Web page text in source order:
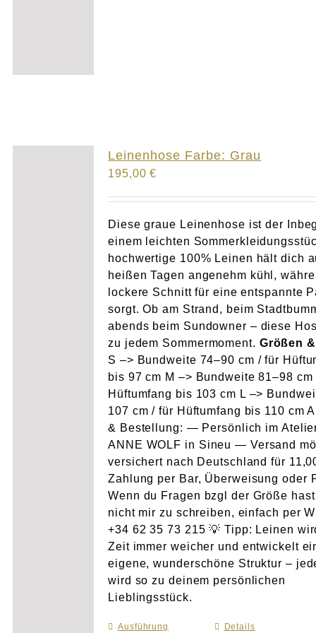
Leinenhose Farbe: Grau
195,00€
Diese graue Leinenhose ist der
einem leichten
hochwertige 100% Leinen hält dich
heißen Tagen angenehm kühl,
lockere Schnitt für eine entspannte
sorgt. Ob am Strand, beim
abends beim Sundowner – diese
zu jedem Sommermoment. Größen
S –> Bundweite 74–90 cm / für
bis 97 cm M –> Bundweite 81–98 cm
Hüftumfang bis 103 cm L –>
107 cm / für Hüftumfang bis 110 cm
& Bestellung: — Persönlich im
ANNE WOLF in Sineu — Versand
versichert nach Deutschland für
Zahlung per Bar, Überweisung oder
Wenn du Fragen bzgl der Größe
nicht mir zu schreiben, einfach per
+34 62 35 73 215 💡 Tipp: Leinen
Zeit immer weicher und entwickelt
eigene, wunderschöne Struktur –
wird so zu deinem persönlichen
Lieblingsstück.
Ausführung
Dieses
Details